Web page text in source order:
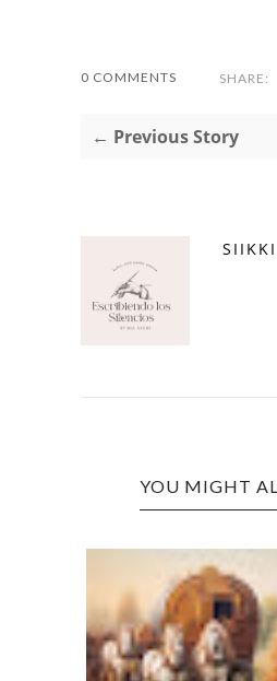
0 COMMENTS SHARE:
← Previous Story
YOU MIGHT